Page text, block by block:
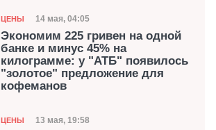
Категория
ЦЕНЫ Дата публикации
14 мая, 04:05
Экономим 225 гривен на одной
банке и минус 45% на
килограмме: у "АТБ" появилось
"золотое" предложение для
кофеманов
Категория
ЦЕНЫ Дата публикации
13 мая, 19:58